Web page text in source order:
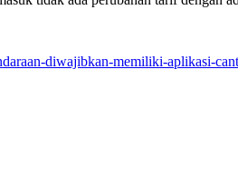
diwajibkan-memiliki-aplikasi-